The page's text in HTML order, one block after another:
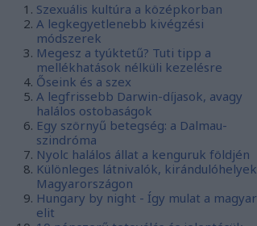
Szexuális kultúra a középkorban
A legkegyetlenebb kivégzési
módszerek
Megesz a tyúktetű? Tuti tipp a
mellékhatások nélküli kezelésre
Őseink és a szex
A legfrissebb Darwin-díjasok, avagy
halálos ostobaságok
Egy szörnyű betegség: a Dalmau-
szindróma
Nyolc halálos állat a kenguruk földjén
Különleges látnivalók, kirándulóhelyek
Magyarországon
Hungary by night - Így mulat a magyar
elit